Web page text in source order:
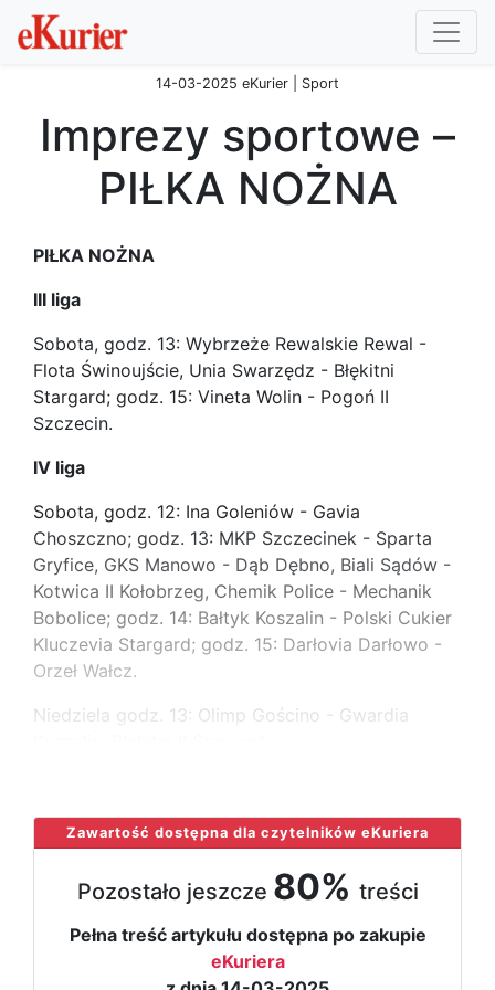
14-03-2025 eKurier | Sport
Imprezy sportowe –
PIŁKA NOŻNA
PIŁKA NOŻNA
III liga
Sobota, godz. 13: Wybrzeże Rewalskie Rewal -
Flota Świnoujście, Unia Swarzędz - Błękitni
Stargard; godz. 15: Vineta Wolin - Pogoń II
Szczecin.
IV liga
Sobota, godz. 12: Ina Goleniów - Gavia
Choszczno; godz. 13: MKP Szczecinek - Sparta
Gryfice, GKS Manowo - Dąb Dębno, Biali Sądów -
Kotwica II Kołobrzeg, Chemik Police - Mechanik
Bobolice; godz. 14: Bałtyk Koszalin - Polski Cukier
Kluczevia Stargard; godz. 15: Darłovia Darłowo -
Orzeł Wałcz.
Niedziela godz. 13: Olimp Gościno - Gwardia
Zawartość dostępna dla czytelników eKuriera
Pozostało jeszcze 80% treści
Pełna treść artykułu dostępna po zakupie
eKuriera